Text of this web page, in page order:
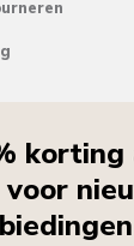
korting